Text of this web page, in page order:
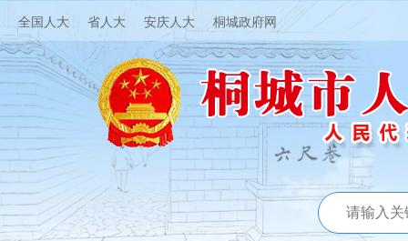
全国人大 省人大 安庆人大 桐城政府网